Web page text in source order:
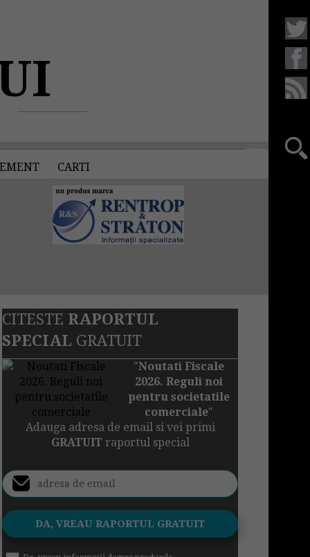
CARTI
CITESTE RAPORTUL
SPECIAL GRATUIT
"Noutati Fiscale
2026. Reguli noi
pentru societatile
comerciale"
Adauga adresa de email si vei primi
GRATUITraportul special